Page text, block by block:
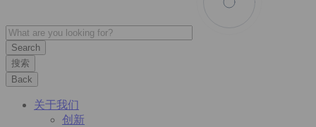
搜索
Back
关于我们
创新